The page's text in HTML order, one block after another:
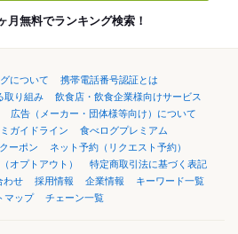
月無料でランキング検索！
について
携帯電話番号認証とは
取り組み
飲食店・飲食企業様向けサービス
広告（メーカー・団体様等向け）について
ガイドライン
食べログプレミアム
ーポン
ネット予約（リクエスト予約）
オプトアウト）
特定商取引法に基づく表記
わせ 採用情報 企業情報
キーワード一覧
マップ
チェーン一覧